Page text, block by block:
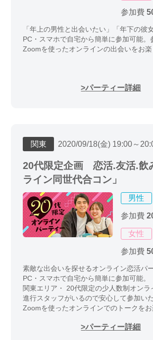
参加費
「年上の男性と出会いたい」「年下の
PC・スマホで自宅から簡単に参加可能
Zoomを使ったオンラインの出会いをお楽
パーティー詳細
関東 2020/09/18(金) 19:00～
20代限定企画 恋活.友活.飲
ライン同世代合コン」
男性
参加費
女性
参加費
素敵な出会いを探せるオンライン恋活パ
PC・スマホで自宅から簡単に参加可能。
関東エリア・ 20代限定の少人数制オン
進行スタッフがいるので安心して参加い
Zoomを使ったオンラインでのトークを
パーティー詳細